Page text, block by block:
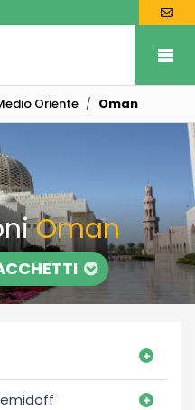
Oriente Oman
Oman